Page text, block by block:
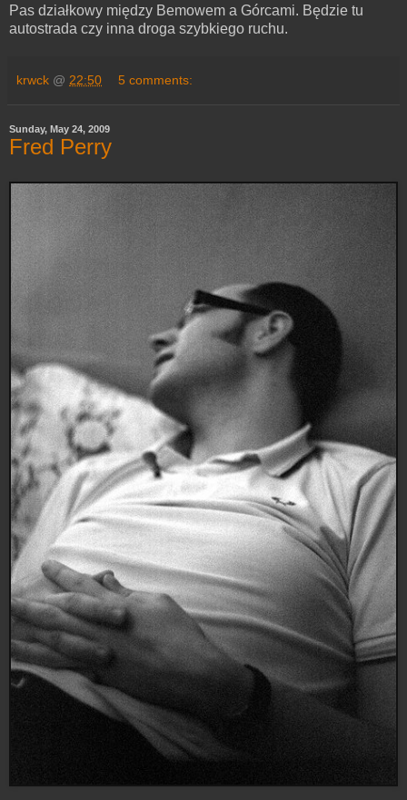
Pas działkowy między Bemowem a Górcami. Będzie tu
autostrada czy inna droga szybkiego ruchu.
krwck @ 22:50 5 comments:
Sunday, May 24, 2009
Fred Perry